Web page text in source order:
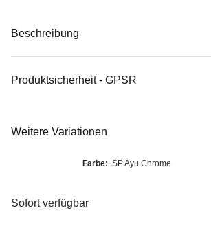
Beschreibung
Produktsicherheit - GPSR
Weitere Variationen
Farbe: SP Ayu Chrome
Sofort verfügbar